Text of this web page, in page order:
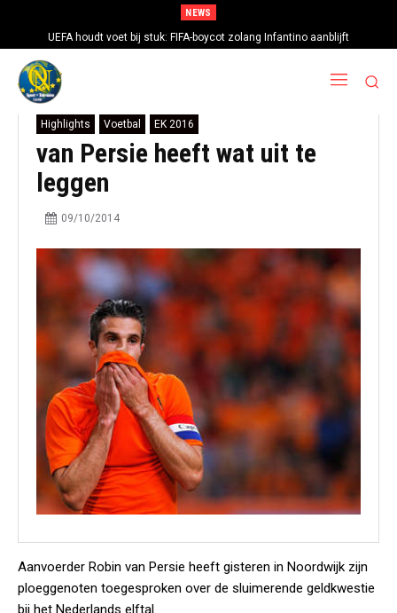
NEWS
UEFA houdt voet bij stuk: FIFA-boycot zolang Infantino aanblijft
Highlights Voetbal EK 2016
van Persie heeft wat uit te
leggen
09/10/2014
Aanvoerder Robin van Persie heeft gisteren in Noordwijk zijn
ploeggenoten toegesproken over de sluimerende geldkwestie
bij het Nederlands elftal.